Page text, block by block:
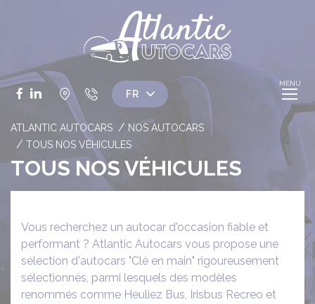
Facebook
LinkedIn
ATLANTIC AUTOCARS
NOS AUTOCARS
TOUS NOS VÉHICULES
TOUS NOS VÉHICULES
Vous recherchez un autocar d'occasion fiable et
performant ? Atlantic Autocars vous propose une
sélection d'autocars "Clé en main" rigoureusement
sélectionnés, parmi lesquels des modèles
renommés comme Heuliez Bus, Irisbus Recreo et
Panneau de gestion des cookies